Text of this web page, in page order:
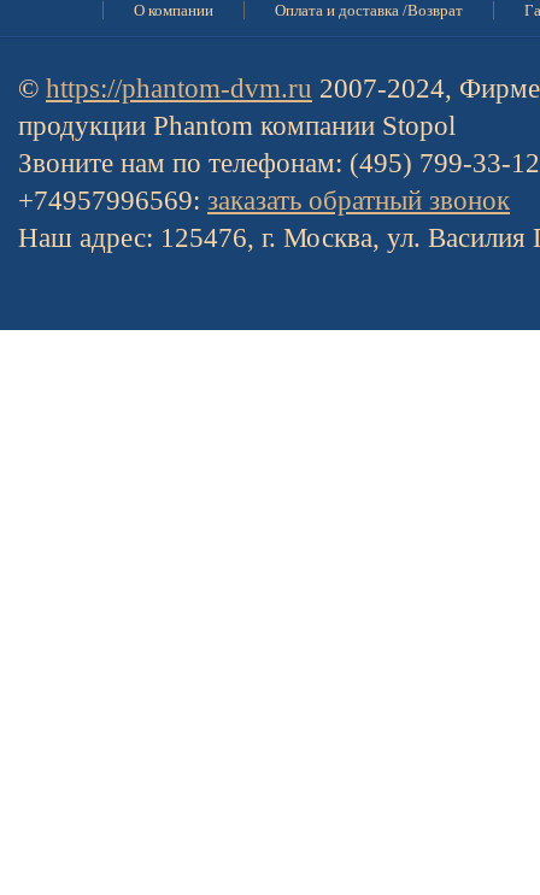
О компании Оплата и доставка /Возврат
© https://phantom-dvm.ru 2007-2024,
продукции Phantom компании Stopol
Звоните нам по телефонам: (495) 799-33-
+74957996569: заказать обратный звонок
Наш адрес: 125476, г. Москва, ул. Василия